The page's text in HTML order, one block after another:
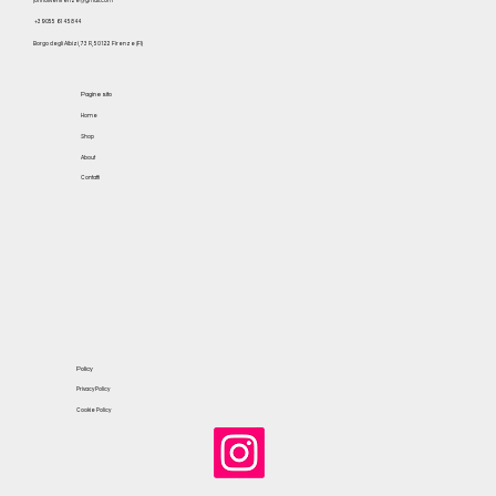
+39 055 614 5844
Borgo degli Albizi, 73 R, 50122 Firenze (FI)
Pagine sito
Home
Shop
About
Contatti
Policy
Privacy Policy
Cookie Policy